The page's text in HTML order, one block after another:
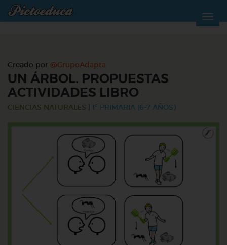
Creado por @GrupoAdapta
UN ÁRBOL. PROPUESTAS
ACTIVIDADES LIBRO
CIENCIAS NATURALES 1º PRIMARIA (6-7 AÑOS)